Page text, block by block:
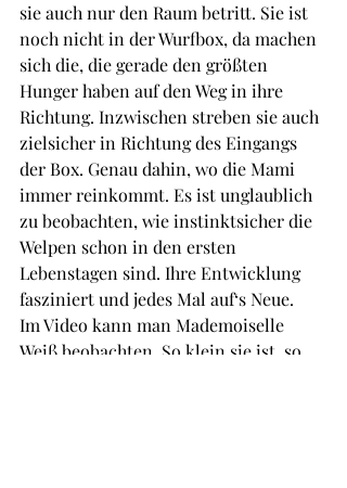
sie auch nur den Raum betritt. Sie ist
noch nicht in der Wurfbox, da machen
sich die, die gerade den größten
Hunger haben auf den Weg in ihre
Richtung. Inzwischen streben sie auch
zielsicher in Richtung des Eingangs
der Box. Genau dahin, wo die Mami
immer reinkommt. Es ist unglaublich
zu beobachten, wie instinktsicher die
Welpen schon in den ersten
Lebenstagen sind. Ihre Entwicklung
fasziniert und jedes Mal auf‘s Neue.
Im Video kann man Mademoiselle
Weiß beobachten. So klein sie ist, so